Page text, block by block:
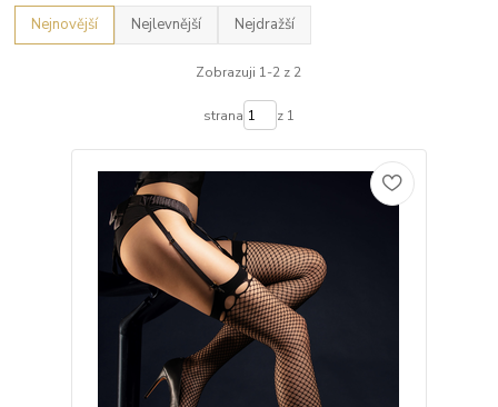
Nejnovější Nejlevnější Nejdražší
Zobrazuji 1-2 z 2
strana z 1